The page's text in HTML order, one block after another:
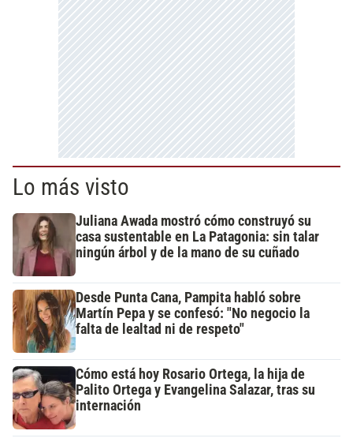
Lo más visto
Juliana Awada mostró cómo construyó su
casa sustentable en La Patagonia: sin talar
ningún árbol y de la mano de su cuñado
Desde Punta Cana, Pampita habló sobre
Martín Pepa y se confesó: "No negocio la
falta de lealtad ni de respeto"
Cómo está hoy Rosario Ortega, la hija de
Palito Ortega y Evangelina Salazar, tras su
internación